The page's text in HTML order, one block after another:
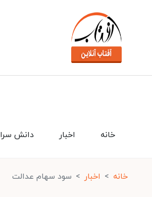
دانش سرا اخبار خانه
خانه اخبار سود سهام عدالت